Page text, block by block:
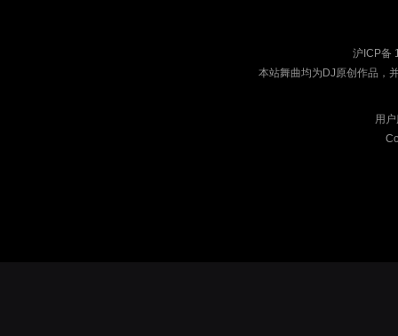
沪ICP备
本站舞曲均为DJ原创作品，
用